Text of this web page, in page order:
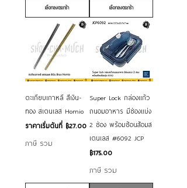
เลือกลงตระกร้า เลือกลงตระกร้า
ตะเกียบเกาหลี สีเงิน-
ทอง สเตนเลส Homio
ราคาเริ่มต้นที่ ฿27.00
ราคาขายลด
ภาษี รวม
Super Lock กล่องแก้ว
ถนอมอาหาร มีช่องแบ่ง
2 ช่อง พร้อมช้อนส้อมส
เตนเลส #6092 JCP
ราคา
฿175.00
ภาษี รวม